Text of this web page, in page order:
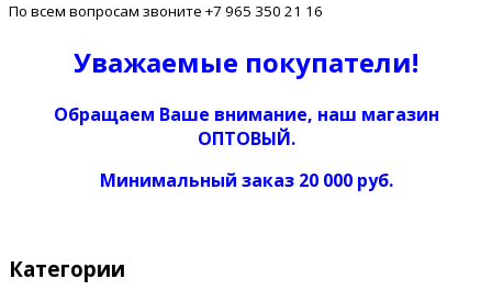
По всем вопросам звоните +7 965 350 21 16
Уважаемые покупатели!
Обращаем Ваше внимание, наш магазин
ОПТОВЫЙ.
Минимальный заказ 20 000 руб.
Категории